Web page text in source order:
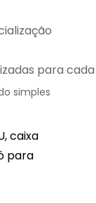
para
simples